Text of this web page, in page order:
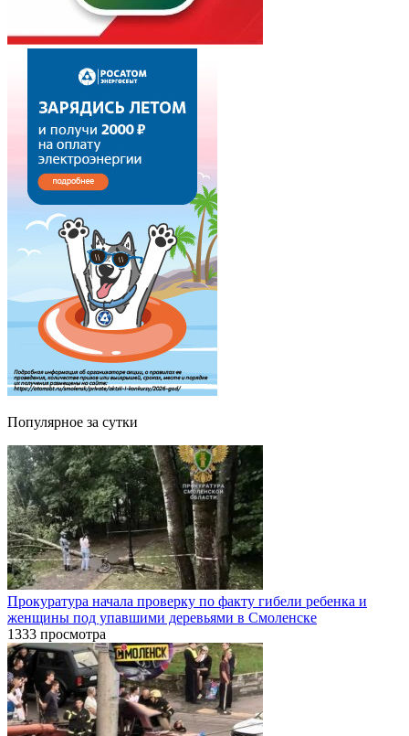
Популярное за сутки
Прокуратура начала проверку по факту гибели ребенка и
женщины под упавшими деревьями в Смоленске
1333 просмотра